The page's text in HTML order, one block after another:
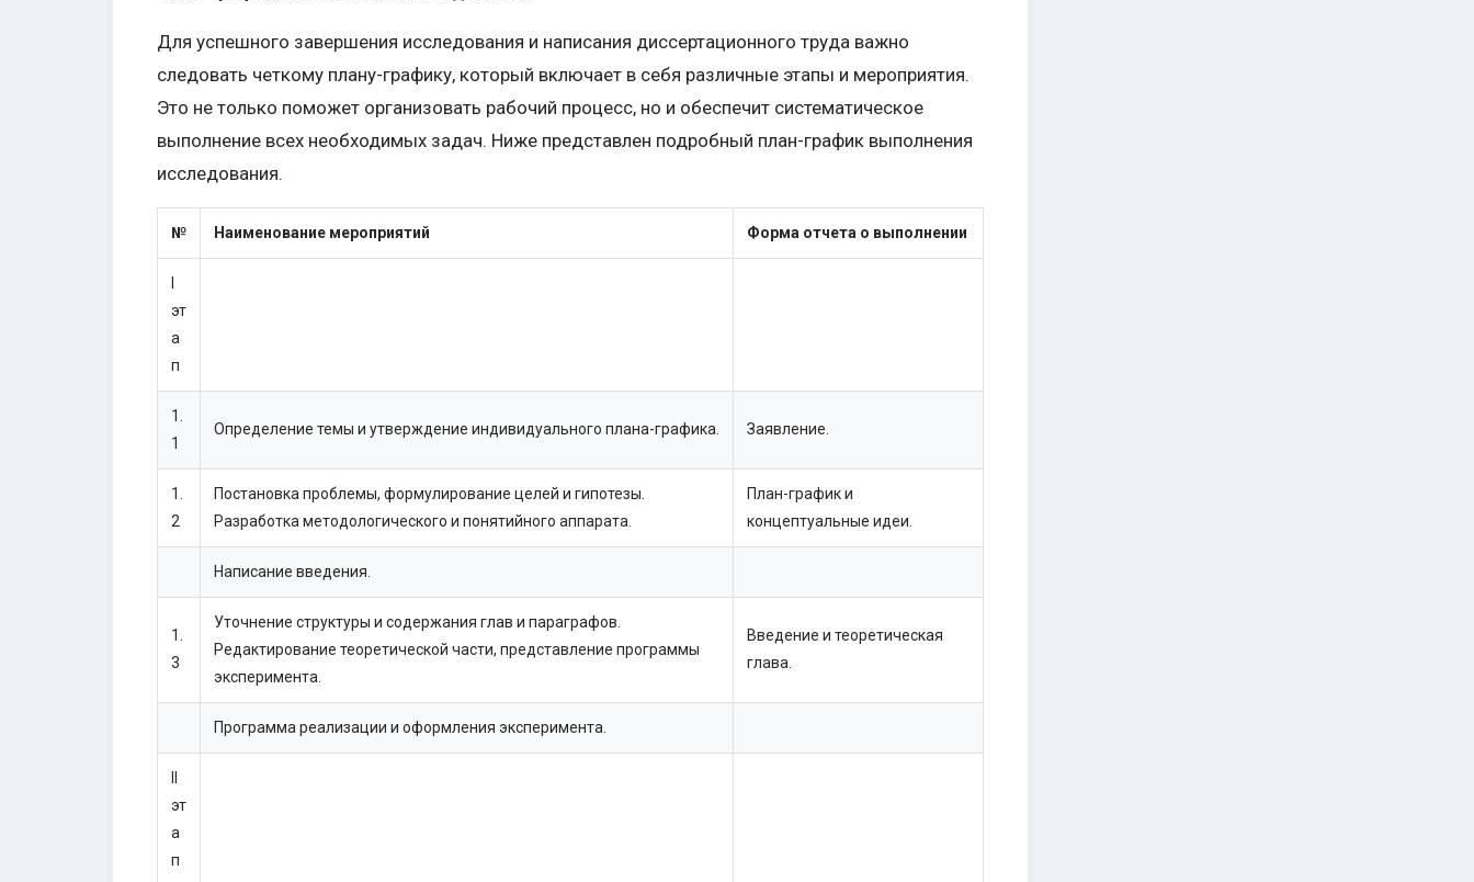
Для успешного завершения исследования и написания диссертационного труда важно
следовать четкому плану-графику, который включает в себя различные этапы и мероприятия.
Это не только поможет организовать рабочий процесс, но и обеспечит систематическое
выполнение всех необходимых задач. Ниже представлен подробный план-график выполнения
исследования.
№ Наименование мероприятий Форма отчета о выполнении
эт
а
п
1.
1
Определение темы и утверждение индивидуального плана-графика. Заявление.
1.
2
Постановка проблемы, формулирование целей и гипотезы.
Разработка методологического и понятийного аппарата.
План-график и
концептуальные идеи.
Написание введения.
1.
3
Уточнение структуры и содержания глав и параграфов.
Редактирование теоретической части, представление программы
эксперимента.
Введение и теоретическая
глава.
Программа реализации и оформления эксперимента.
эт
а
п